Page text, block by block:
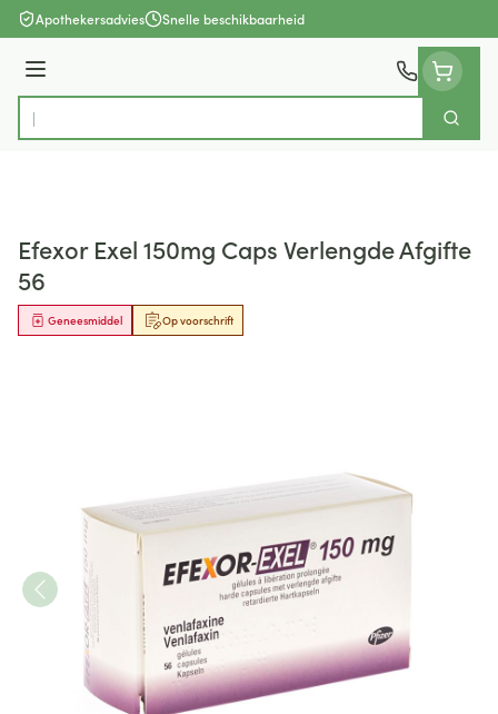
Ga naar de inhoud
Apothekersadvies Snelle beschikbaarheid
Menu
Product, merk, categorie...
Zoek
Efexor Exel 150mg Caps Verlengde Afgifte
56
Op voorschrift
Geneesmiddel